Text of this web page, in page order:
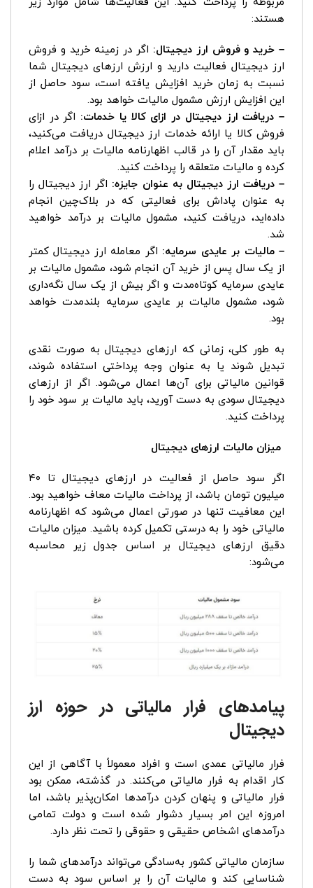
هستند:
– خرید و فروش ارز دیجیتال: اگر در زمینه خرید و فروش
ارز دیجیتال فعالیت دارید و ارزش ارزهای دیجیتال شما
نسبت به زمان خرید افزایش یافته است، سود حاصل از
این افزایش ارزش مشمول مالیات خواهد بود.
– دریافت ارز دیجیتال در ازای کالا یا خدمات: اگر در ازای
فروش کالا یا ارائه خدمات ارز دیجیتال دریافت می‌کنید،
باید مقدار آن را در قالب اظهارنامه مالیات بر درآمد اعلام
کرده و مالیات متعلقه را پرداخت کنید.
– دریافت ارز دیجیتال به عنوان جایزه: اگر ارز دیجیتال را
به عنوان پاداش برای فعالیتی که در بلاک‌چین انجام
داده‌اید، دریافت کنید، مشمول مالیات بر درآمد خواهید
شد.
– مالیات بر عایدی سرمایه: اگر معامله ارز دیجیتال کمتر
از یک سال پس از خرید آن انجام شود، مشمول مالیات بر
عایدی سرمایه کوتاه‌مدت و اگر بیش از یک سال نگه‌داری
شود، مشمول مالیات بر عایدی سرمایه بلندمدت خواهد
بود.
به طور کلی، زمانی که ارزهای دیجیتال به صورت نقدی
تبدیل شوند یا به عنوان وجه پرداختی استفاده شوند،
قوانین مالیاتی برای آن‌ها اعمال می‌شود. اگر از ارزهای
دیجیتال سودی به دست آورید، باید مالیات بر سود خود را
پرداخت کنید.
میزان مالیات ارزهای دیجیتال
اگر سود حاصل از فعالیت در ارزهای دیجیتال تا ۴۰
میلیون تومان باشد، از پرداخت مالیات معاف خواهید بود.
این معافیت تنها در صورتی اعمال می‌شود که اظهارنامه
مالیاتی خود را به درستی تکمیل کرده باشید. میزان مالیات
دقیق ارزهای دیجیتال بر اساس جدول زیر محاسبه
می‌شود:
پیامدهای فرار مالیاتی در حوزه ارز
دیجیتال
فرار مالیاتی عمدی است و افراد معمولاً با آگاهی از این
کار اقدام به فرار مالیاتی می‌کنند. در گذشته، ممکن بود
فرار مالیاتی و پنهان کردن درآمدها امکان‌پذیر باشد، اما
امروزه این امر بسیار دشوار شده است و دولت تمامی
درآمدهای اشخاص حقیقی و حقوقی را تحت نظر دارد.
سازمان مالیاتی کشور به‌سادگی می‌تواند درآمدهای شما را
شناسایی کند و مالیات آن را بر اساس سود به دست